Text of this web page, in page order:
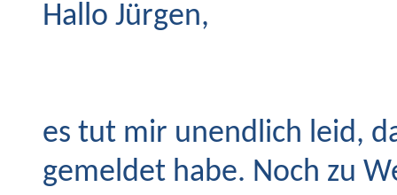
Hallo Jürgen,
es tut mir unendlich leid,
gemeldet habe. Noch zu